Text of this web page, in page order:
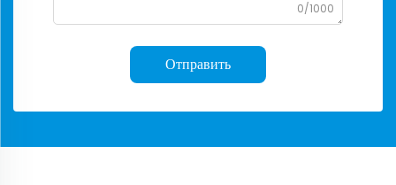
0/1000
Отправить